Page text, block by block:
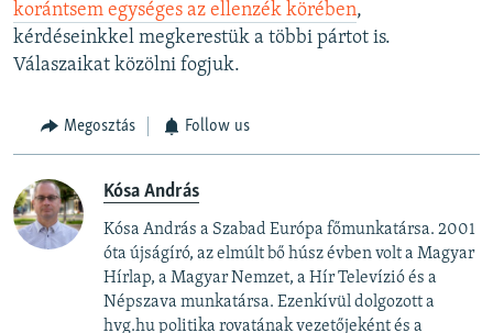
korántsem egységes az ellenzék körében,
kérdéseinkkel megkerestük a többi pártot is.
Válaszaikat közölni fogjuk.
Megosztás Follow us
Kósa András
Kósa András a Szabad Európa főmunkatársa. 2001
óta újságíró, az elmúlt bő húsz évben volt a Magyar
Hírlap, a Magyar Nemzet, a Hír Televízió és a
Népszava munkatársa. Ezenkívül dolgozott a
hvg.hu politika rovatának vezetőjeként és a